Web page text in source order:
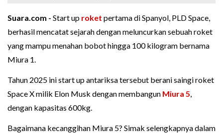
Suara.com - Start up roket pertama di Spanyol, PLD Space,
berhasil mencatat sejarah dengan meluncurkan sebuah roket
yang mampu menahan bobot hingga 100 kilogram bernama
Miura 1.
Tahun 2025 ini start up antariksa tersebut berani saingi roket
Space X milik Elon Musk dengan membangun Miura 5,
dengan kapasitas 600kg.
Bagaimana kecanggihan Miura 5? Simak selengkapnya dalam